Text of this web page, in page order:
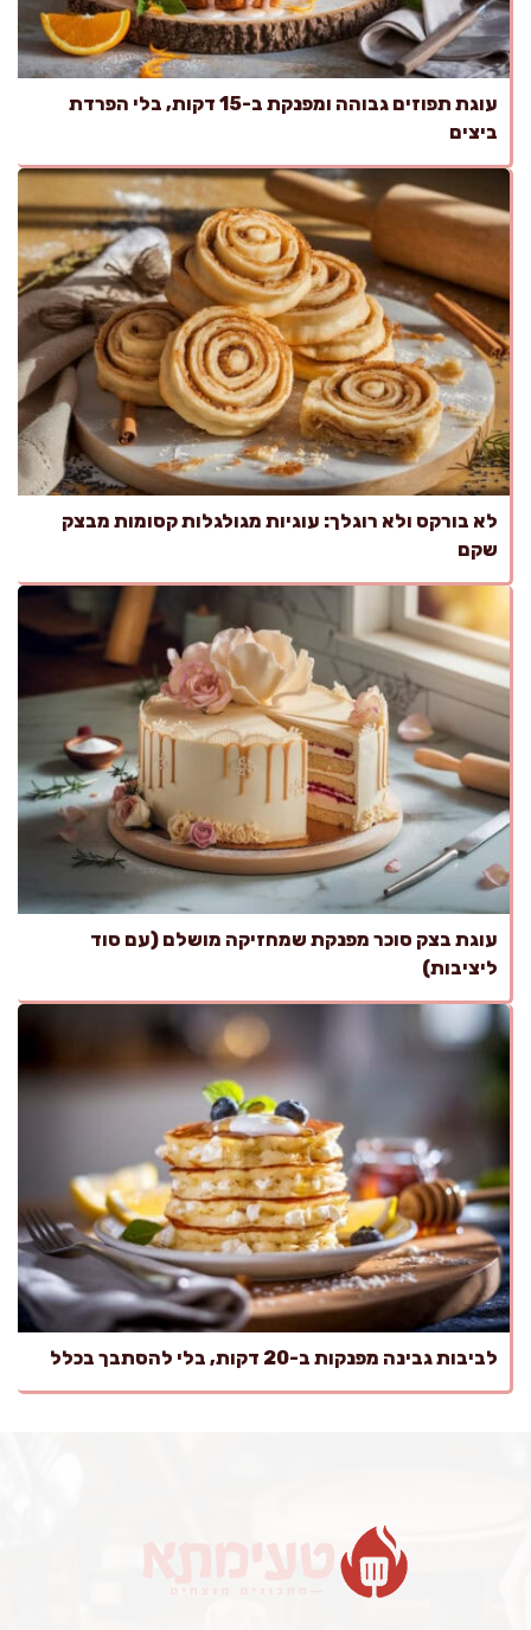
עוגת תפוזים גבוהה ומפנקת ב-15 דקות, בלי הפרדת
ביצים
לא בורקס ולא רוגלך: עוגיות מגולגלות קסומות מבצק
שקם
עוגת בצק סוכר מפנקת שמחזיקה מושלם (עם סוד
ליציבות)
לביבות גבינה מפנקות ב-20 דקות, בלי להסתבך בכלל